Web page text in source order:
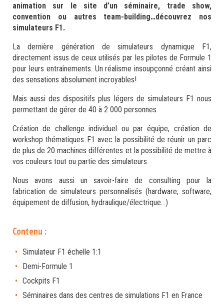
animation sur le site d’un séminaire, trade show,
convention ou autres team-building…découvrez nos
simulateurs F1.
La dernière génération de simulateurs dynamique F1,
directement issus de ceux utilisés par les pilotes de Formule 1
pour leurs entraînements. Un réalisme insoupçonné créant ainsi
des sensations absolument incroyables!
Mais aussi des dispositifs plus légers de simulateurs F1 nous
permettant de gérer de 40 à 2 000 personnes.
Création de challenge individuel ou par équipe, création de
workshop thématiques F1 avec la possibilité de réunir un parc
de plus de 20 machines différentes et la possibilité de mettre à
vos couleurs tout ou partie des simulateurs.
Nous avons aussi un savoir-faire de consulting pour la
fabrication de simulateurs personnalisés (hardware, software,
équipement de diffusion, hydraulique/électrique…)
Contenu :
Simulateur F1 échelle 1:1
Demi-Formule 1
Cockpits F1
Séminaires dans des centres de simulations F1 en France